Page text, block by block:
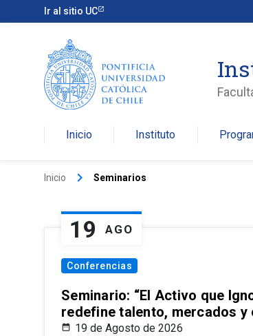
Ir al sitio UC
Inicio Instituto
Inicio keyboard_arrow_right Seminarios
19 AGO
Conferencias
Seminario: “El Activo que
redefine talento, mercados y
19 de Agosto de 2026